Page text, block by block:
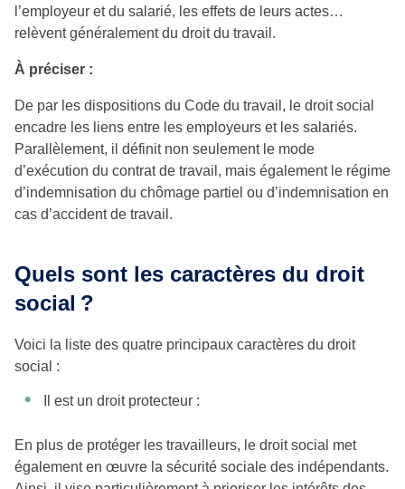
l’employeur et du salarié, les effets de leurs actes…
relèvent généralement du droit du travail.
À préciser :
De par les dispositions du Code du travail, le droit social
encadre les liens entre les employeurs et les salariés.
Parallèlement, il définit non seulement le mode
d’exécution du contrat de travail, mais également le régime
d’indemnisation du chômage partiel ou d’indemnisation en
cas d’accident de travail.
Quels sont les caractères du droit
social ?
Voici la liste des quatre principaux caractères du droit
social :
Il est un droit protecteur :
En plus de protéger les travailleurs, le droit social met
également en œuvre la sécurité sociale des indépendants.